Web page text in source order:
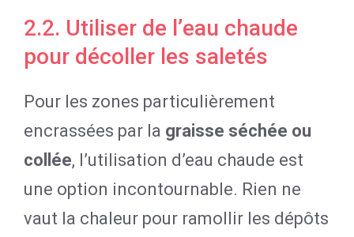
2.2. Utiliser de l’eau chaude
pour décoller les saletés
Pour les zones particulièrement
encrassées par la graisse séchée ou
collée, l’utilisation d’eau chaude est
une option incontournable. Rien ne
vaut la chaleur pour ramollir les dépôts